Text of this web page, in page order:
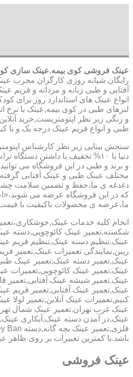
عینک فروشی کوی بیمه,عینک سازی
رایگان شبانه روزی کارگران مجرب
آفتابی و طبی زنانه و مردانه و فریم
انواع عینک های استاندارد روز برای
لنزهای طبی در کوی بیمه,عینک با نرخ
و رنگی زیر نظر اپتومتریست,خرید
طبی و انواع فریم عینک درجه یک و با
سنجش بینایی زیر نظر کارشناس
دنیا با ۱۰% تخفیف با داشتن
و برند و طبی در این فروشگاه می
مختلف عینک طبی و عینک آفتابی
دغدغه ی ما،حفظ و تضمین سلامت
که در این فروشگاه عرضه می
ما،عرضه ی محصولات باکیفیت با
انجام کلیه خدمات
شکسته,تعمیر عینک کائوچویی,دسته
عینک,تنظیم دسته عینک,تنظیم فریم
ریبن,نمایندگی تعمیرات عینک,تعمیر
عینک,تعمیر دسته عینک,تعمیر عینک
عینک,تعمیر عینک کائوچویی,تعمیرات
عینک,تعمیر شیشه عینک
عینک,تعمیر عینک آفتابی,تعمیر فریم
کنیم,تعمیرات عینک آنلاین,تعمیر لولا
عینک غرب تهران,تعمیر عینک شمال
عینک,در آمدن دسته عینک,آبکاری
باشد.با کمترین تغییرات بر روی
عینک فروشی